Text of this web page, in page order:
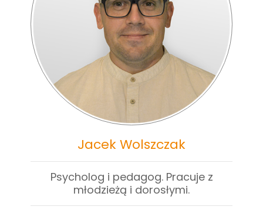
Jacek Wolszczak
Psycholog i pedagog. Pracuje z
młodzieżą i dorosłymi.